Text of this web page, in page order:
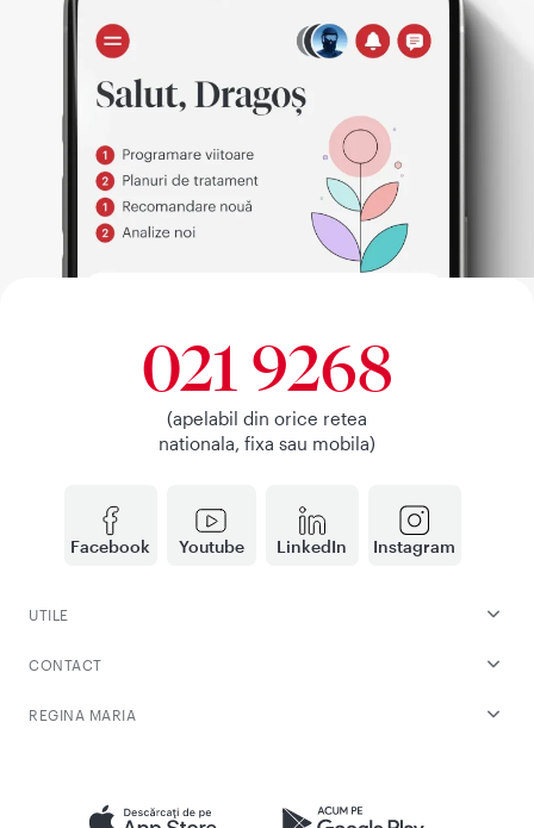
Facebook Youtube LinkedIn Instagram
021 9268
(apelabil din orice retea
nationala, fixa sau mobila)
UTILE
CONTACT
REGINA MARIA